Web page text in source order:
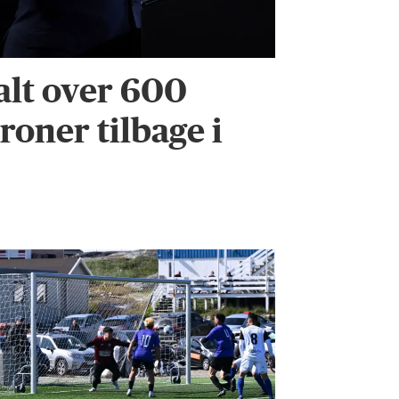
over 600
tilbage i